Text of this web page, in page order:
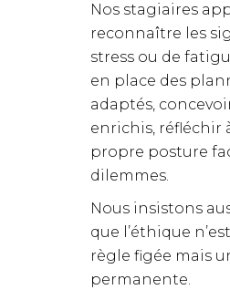
Nos stagiaires
reconnaître les
stress ou de
en place des
adaptés,
enrichis, réfléchir
propre posture
dilemmes.
Nous insistons
que l’éthique
règle figée mais
permanente.